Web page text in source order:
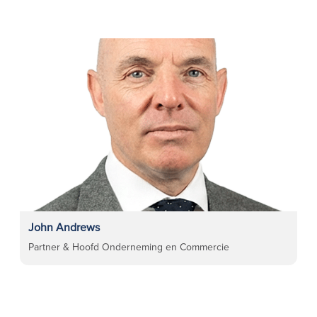
John Andrews
Partner & Hoofd Onderneming en Commercie